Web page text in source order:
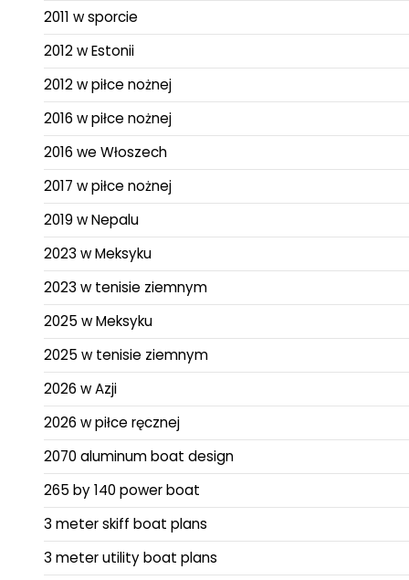
2011 w sporcie
2012 w Estonii
2012 w piłce nożnej
2016 w piłce nożnej
2016 we Włoszech
2017 w piłce nożnej
2019 w Nepalu
2023 w Meksyku
2023 w tenisie ziemnym
2025 w Meksyku
2025 w tenisie ziemnym
2026 w Azji
2026 w piłce ręcznej
2070 aluminum boat design
265 by 140 power boat
3 meter skiff boat plans
3 meter utility boat plans